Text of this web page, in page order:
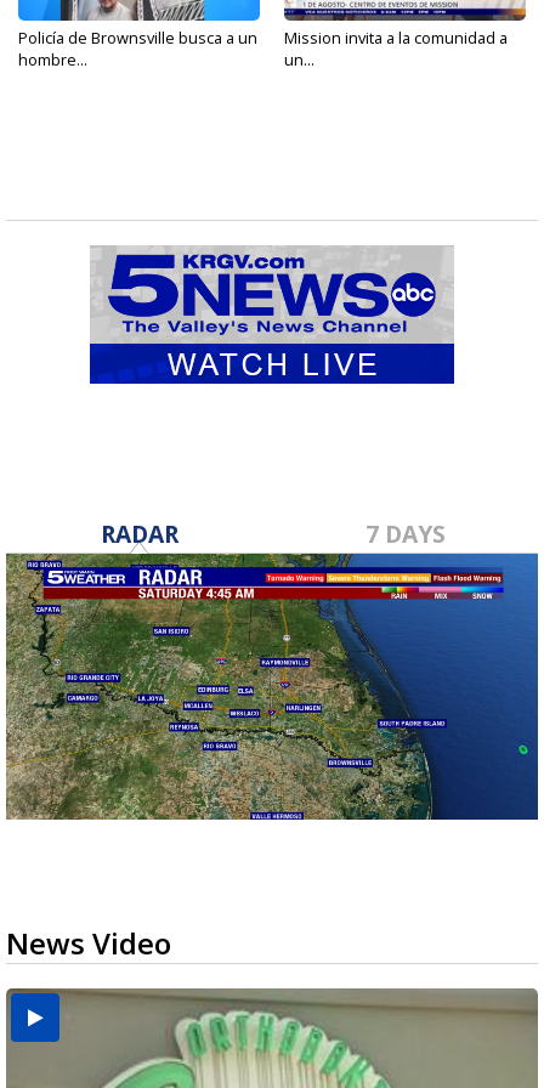
Policía de Brownsville busca a un
hombre...
Mission invita a la comunidad a
un...
RADAR 7 DAYS
News Video